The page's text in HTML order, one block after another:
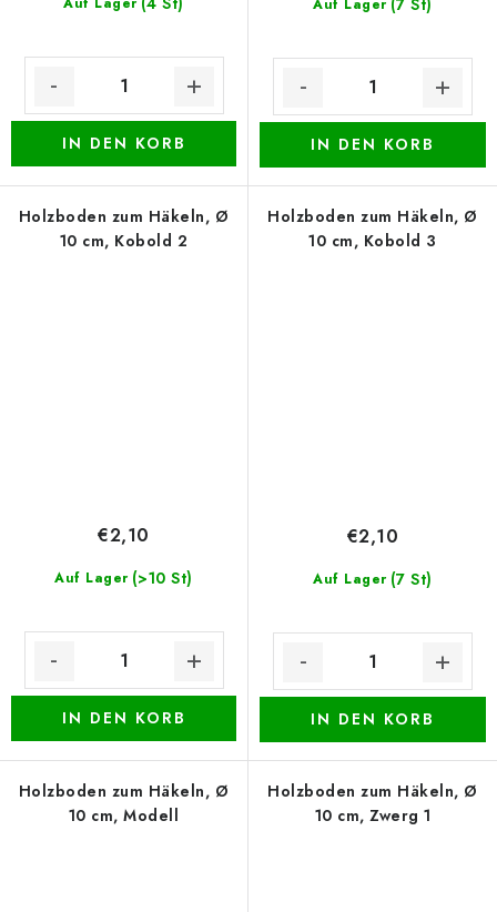
IN DEN KORB
Auf Lager (7 St)
IN DEN KORB
Holzboden zum Häkeln, Ø
10 cm, Kobold 2
Auf Lager (>10 St)
€2,10
IN DEN KORB
Holzboden zum Häkeln, Ø
10 cm, Kobold 3
Auf Lager (7 St)
€2,10
IN DEN KORB
Holzboden zum Häkeln, Ø
10 cm, Modell
Holzboden zum Häkeln, Ø
10 cm, Zwerg 1